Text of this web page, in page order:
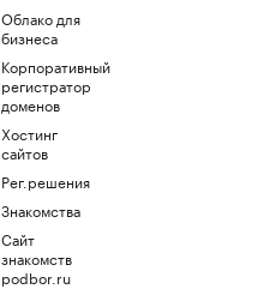
Облако для
бизнеса
Корпоративный
регистратор
доменов
Хостинг
сайтов
Рег.решения
Знакомства
Сайт
знакомств
podbor.ru